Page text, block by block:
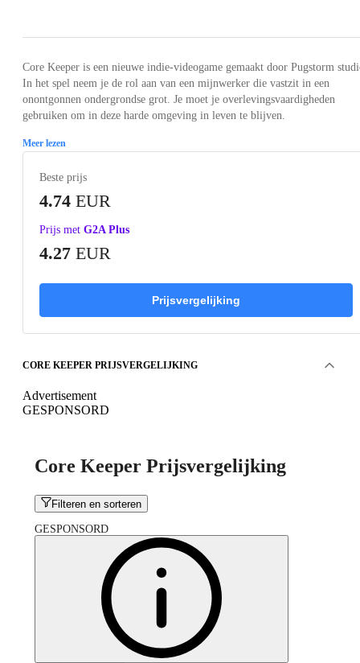
Core Keeper is een nieuwe indie-videogame gemaakt door Pugstorm
In het spel neem je de rol aan van een mijnwerker die vastzit in een
onontgonnen ondergrondse grot. Je moet je overlevingsvaardigheden
gebruiken om in deze harde omgeving in leven te blijven.
Meer lezen
Beste prijs
4.74 EUR
Prijs met G2A Plus
4.27 EUR
Prijsvergelijking
CORE KEEPER PRIJSVERGELIJKING
Advertisement
GESPONSORD
Core Keeper Prijsvergelijking
Filteren en sorteren
GESPONSORD